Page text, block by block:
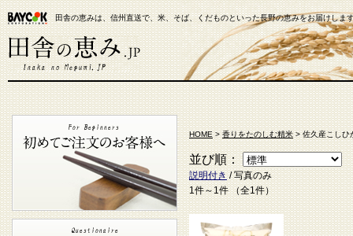
田舎の恵みは、信州直送で、米、そば、くだものといった長野の恵みをお届けしま
【米通販】田舎の恵み.JP
HOME>香りをたのしむ精米> 佐久産こしひ
並び順：
説明付き/ 写真のみ
1件～1件 （全1件）